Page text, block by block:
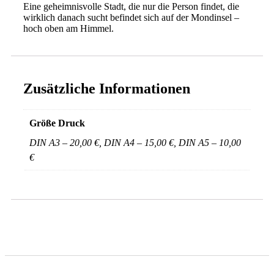
Eine geheimnisvolle Stadt, die nur die Person findet, die
wirklich danach sucht befindet sich auf der Mondinsel –
hoch oben am Himmel.
Zusätzliche Informationen
Größe Druck
DIN A3 – 20,00 €, DIN A4 – 15,00 €, DIN A5 – 10,00
€